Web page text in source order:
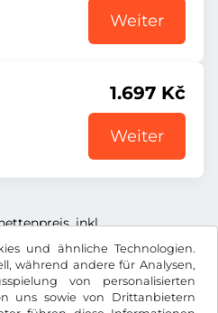
und ähnliche Technologien.
während andere für Analysen,
von personalisierten
uns sowie von Drittanbietern
Weiter
1.697 Kč
Weiter
inkl.
der gesetzl. MwSt.